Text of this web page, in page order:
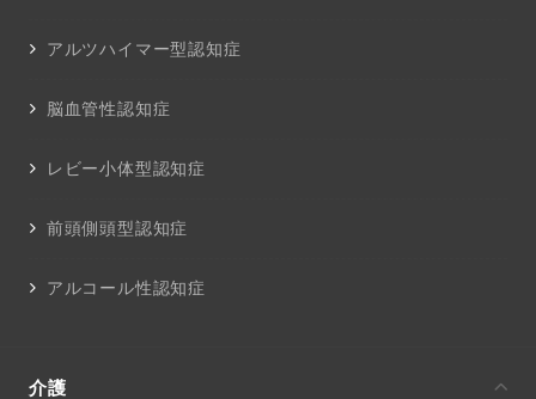
アルツハイマー型認知症
脳血管性認知症
レビー小体型認知症
前頭側頭型認知症
アルコール性認知症
介護